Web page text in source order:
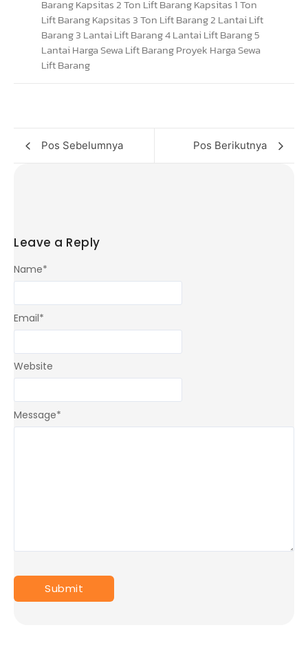
Pos Sebelumnya Pos Berikutnya
Leave a Reply
Message*
Name*
Email*
Website